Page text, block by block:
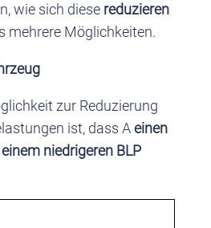
wie sich diese reduzieren
mehrere Möglichkeiten.
zur Reduzierung
ist, dass Aeinen
niedrigeren BLP